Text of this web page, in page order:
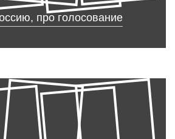
про голосование